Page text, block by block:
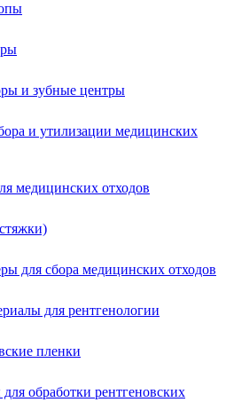
и зубные центры
и утилизации медицинских
медицинских отходов
для сбора медицинских отходов
для рентгенологии
пленки
обработки рентгеновских